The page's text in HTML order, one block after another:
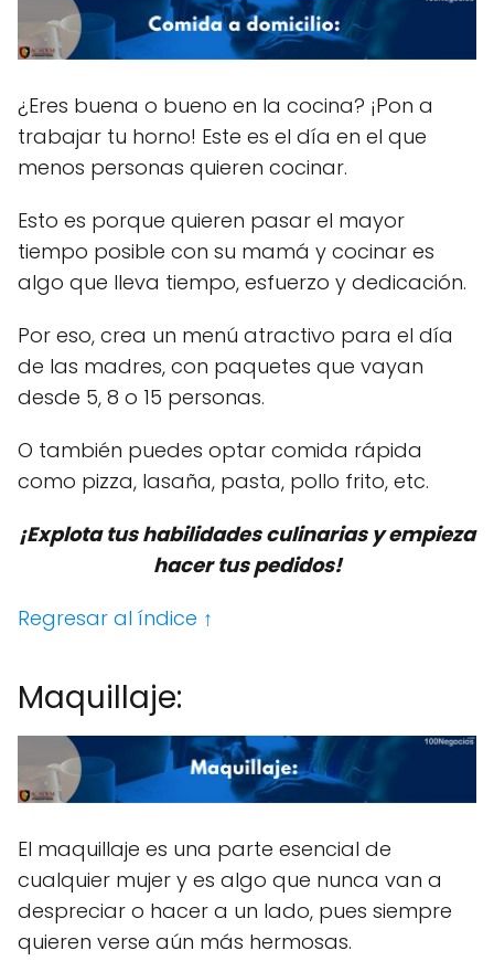
¿Eres buena o bueno en la cocina? ¡Pon a
trabajar tu horno! Este es el día en el que
menos personas quieren cocinar.
Esto es porque quieren pasar el mayor
tiempo posible con su mamá y cocinar es
algo que lleva tiempo, esfuerzo y dedicación.
Por eso, crea un menú atractivo para el día
de las madres, con paquetes que vayan
desde 5, 8 o 15 personas.
O también puedes optar comida rápida
como pizza, lasaña, pasta, pollo frito, etc.
¡Explota tus habilidades culinarias y empieza
hacer tus pedidos!
Regresar al índice ↑
Maquillaje:
El maquillaje es una parte esencial de
cualquier mujer y es algo que nunca van a
despreciar o hacer a un lado, pues siempre
quieren verse aún más hermosas.